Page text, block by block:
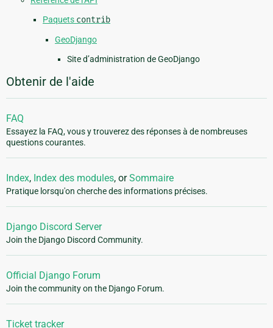
Paquets contrib
GeoDjango
Site d’administration de GeoDjango
Obtenir de l'aide
FAQ
Essayez la FAQ, vous y trouverez des réponses à de nombreuses
questions courantes.
Index, Index des modules, orSommaire
Pratique lorsqu'on cherche des informations précises.
Django Discord Server
Join the Django Discord Community.
Official Django Forum
Join the community on the Django Forum.
Ticket tracker